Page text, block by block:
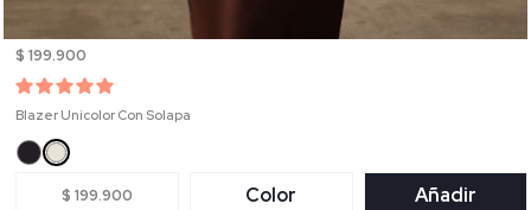
$ 199.900
Blazer Unicolor Con Solapa
$ 199.900 Color Añadir